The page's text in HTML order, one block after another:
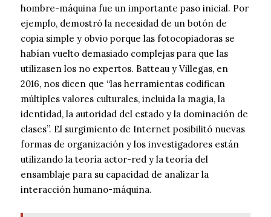
hombre-máquina fue un importante paso inicial. Por
ejemplo, demostró la necesidad de un botón de
copia simple y obvio porque las fotocopiadoras se
habían vuelto demasiado complejas para que las
utilizasen los no expertos. Batteau y Villegas, en
2016, nos dicen que “las herramientas codifican
múltiples valores culturales, incluida la magia, la
identidad, la autoridad del estado y la dominación de
clases”. El surgimiento de Internet posibilitó nuevas
formas de organización y los investigadores están
utilizando la teoría actor-red y la teoría del
ensamblaje para su capacidad de analizar la
interacción humano-máquina.